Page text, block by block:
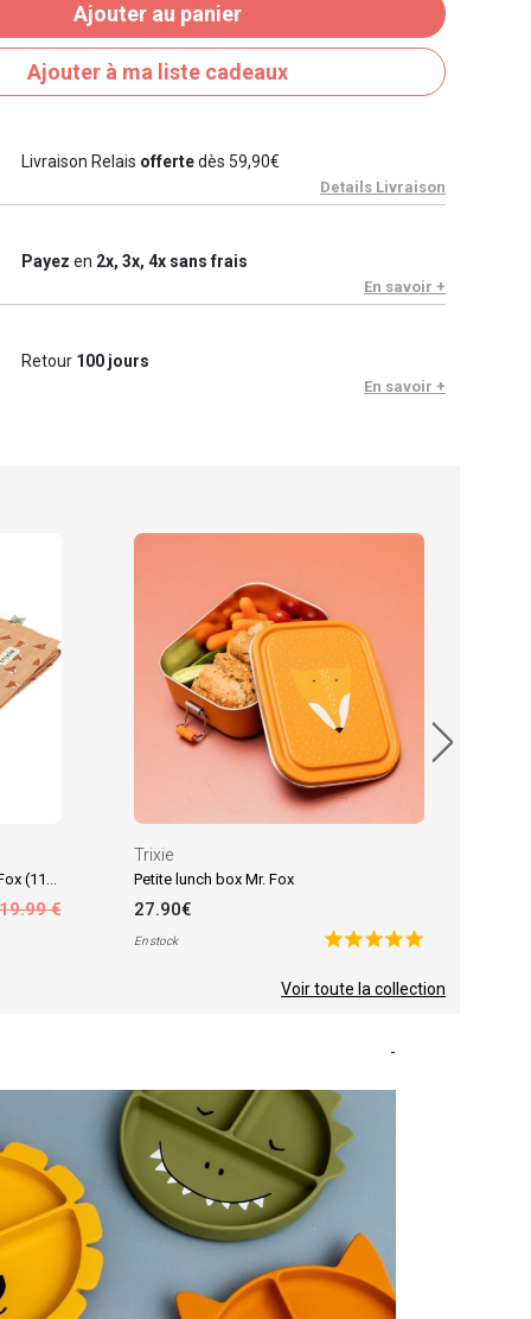
Ajouter au panier
Ajouter à ma liste cadeaux
Livraison Relais offertedès 59,90€
Details Livraison
Payez en 2x, 3x, 4x sans frais
En savoir +
Retour 100 jours
En savoir +
Maxi lange en mousseline Fierce Fox (110 x 110 cm)
€
Trixie
Petite lunch box Mr. Fox
27.90€
En stock
Voir toute la collection
-